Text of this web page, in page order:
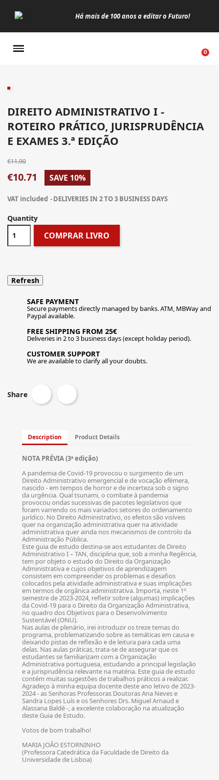
Há mais de 100 anos a editar o Futuro!
DIREITO ADMINISTRATIVO I -
ROTEIRO PRÁTICO, JURISPRUDÊNCIA
E EXAMES 3.ª EDIÇÃO
€11.90
€10.71 SAVE 10%
VAT included DELIVERIES IN 2 TO 3 BUSINESS DAYS
Quantity
COMPRAR LIVRO
SAFE PAYMENT
Secure payments directly managed by banks. ATM, MBWay and
Paypal available.
FREE SHIPPING FROM 25€
Deliveries in 2 to 3 business days (except holiday period).
CUSTOMER SUPPORT
We are available to clarify all your doubts.
Share
Description Product Details
NOTA PRÉVIA (3ª edição)
A pandemia de Covid-19 provocou o surgimento de um
Direito Administrativo emergencial e de vocação efémera,
nascido - em tempos de horror e de incerteza sob o signo
da urgência. Qual tsunami, o combate à pandemia
provocou ondas sucessivas de pacotes legislativos que
foram varrendo os mais variados setores do ordenamento
jurídico. No Direito Administrativo, os efeitos são visíveis
quer na organização administrativa quer na atividade
administrativa quer ainda nos mecanismos de controlo da
Administração Pública.
Este guia de estudo destina-se aos estudantes de Direito
Administrativo I – TAN, disciplina que, sob a minha Regência,
tem por objeto o estudo do Direito da Organização
Administrativa e cujos objetivos de aprendizagem
consistem em compreender os problemas e desafios
colocados pela atividade administrativa e suas implicações
em termos de orgânica administrativa. Importa, neste 1º
semestre de 2023-2024, refletir sobre (algumas) implicações
da Covid-19 para o Direito da Organização Administrativa,
no quadro dos Objetivos para o Desenvolvimento
Sustentável (ONU).
Nas aulas de plenário, irei introduzir os treze temas do
programa, problematizando sobre as temáticas em causa e
deixando pistas de reflexão e de leitura para cada uma
delas. Nas aulas práticas, trata-se de assegurar que os
estudantes se familiarizam com a Organização
Administrativa portuguesa, estudando a principal legislação
e a jurisprudência relevante na matéria. Este guia de estudo
contém muitas sugestões de trabalhos práticos a realizar.
Agradeço à minha equipa docente deste ano letivo de 2023-
2024 - as Senhoras Professoras Doutoras Ana Neves e
Sandra Lopes Luís e os Senhores Drs. Miguel Arnaud e
Alassana Baldé -, a excelente colaboração na atualização
deste Guia de Estudo.
Votos de bom trabalho!
MARIA JOÃO ESTORNINHO
(Professora Catedrática da Faculdade de Direito da
Universidade de Lisboa)